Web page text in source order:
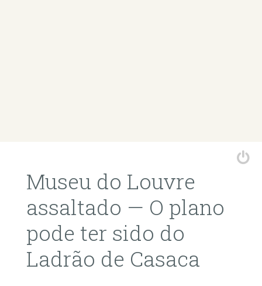
Museu do Louvre
assaltado — O plano
pode ter sido do
Ladrão de Casaca